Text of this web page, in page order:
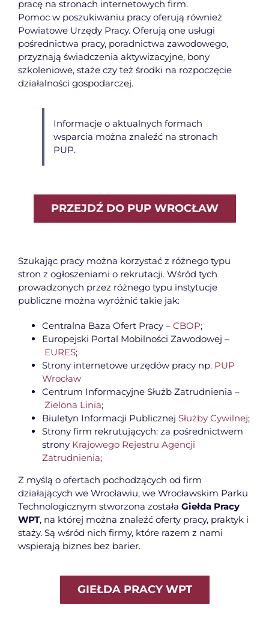
pracę na stronach internetowych firm.
Pomoc w poszukiwaniu pracy oferują również
Powiatowe Urzędy Pracy. Oferują one usługi
pośrednictwa pracy, poradnictwa zawodowego,
przyznają świadczenia aktywizacyjne, bony
szkoleniowe, staże czy też środki na rozpoczęcie
działalności gospodarczej.
Informacje o aktualnych formach
wsparcia można znaleźć na stronach
PUP.
PRZEJDŹ DO PUP WROCŁAW
Szukając pracy można korzystać z różnego typu
stron z ogłoszeniami o rekrutacji. Wśród tych
prowadzonych przez różnego typu instytucje
publiczne można wyróżnić takie jak:
Centralna Baza Ofert Pracy – CBOP;
Europejski Portal Mobilności Zawodowej –
EURES;
Strony internetowe urzędów pracy np. PUP
Wrocław
Centrum Informacyjne Służb Zatrudnienia –
Zielona Linia;
Biuletyn Informacji Publicznej Służby Cywilnej;
Strony firm rekrutujących: za pośrednictwem
strony Krajowego Rejestru Agencji
Zatrudnienia;
Z myślą o ofertach pochodzących od firm
działających we Wrocławiu, we Wrocławskim Parku
Technologicznym stworzona została Giełda Pracy
WPT, na której można znaleźć oferty pracy, praktyk i
staży. Są wśród nich firmy, które razem z nami
wspierają biznes bez barier.
GIEŁDA PRACY WPT